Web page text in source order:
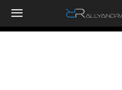
RallyandRaces.com